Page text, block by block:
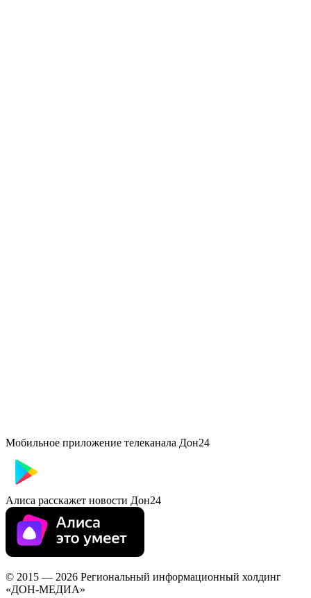
Мобильное приложение телеканала Дон24
Алиса расскажет новости Дон24
© 2015 — 2026 Региональный информационный холдинг
«ДОН-МЕДИА»